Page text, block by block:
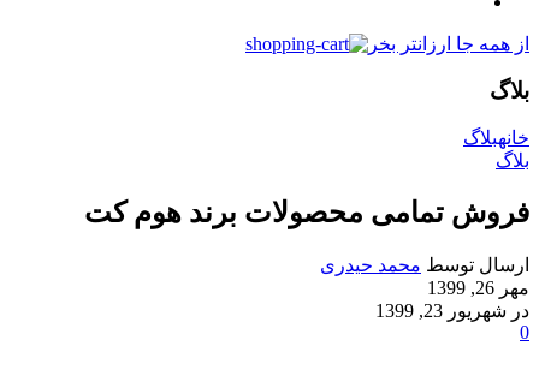
از همه جا ارزانتر بخر
بلاگ
خانهبلاگ
بلاگ
فروش تمامی محصولات برند هوم کت
ارسال توسط محمد حیدری
مهر 26, 1399
در شهریور 23, 1399
0